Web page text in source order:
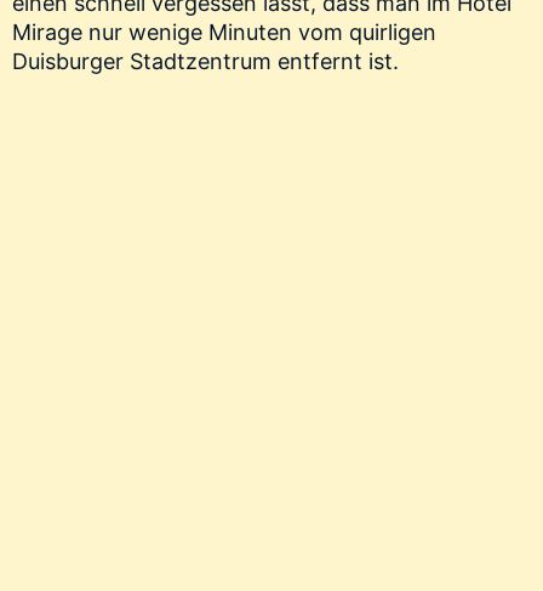
Mirage nur wenige Minuten vom quirligen
Duisburger Stadtzentrum entfernt ist.